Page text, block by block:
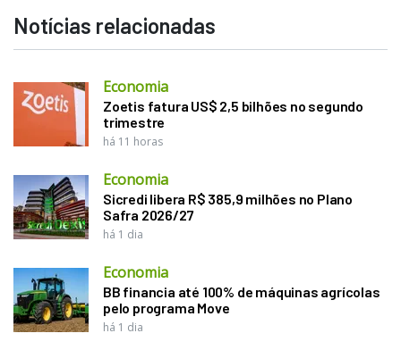
Notícias relacionadas
Economia
Zoetis fatura US$ 2,5 bilhões no segundo
trimestre
há 11 horas
Economia
Sicredi libera R$ 385,9 milhões no Plano
Safra 2026/27
há 1 dia
Economia
BB financia até 100% de máquinas agrícolas
pelo programa Move
há 1 dia